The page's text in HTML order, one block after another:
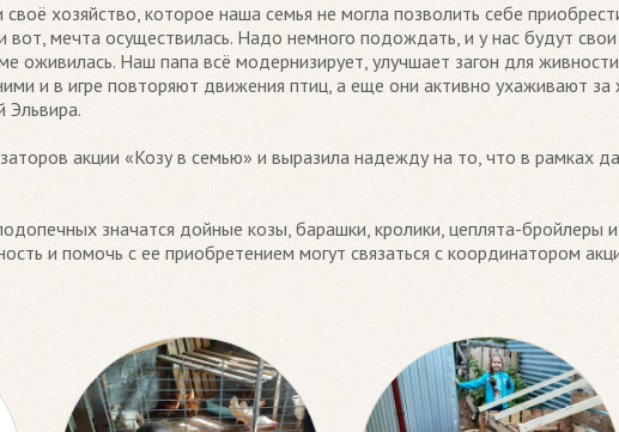
хозяйство, которое наша семья не могла позволить себе
мечта осуществилась. Надо немного подождать, и у нас будут
оживилась. Наш папа всё модернизирует, улучшает загон для
и в игре повторяют движения птиц, а еще они активно ухаживают за
Эльвира.
акции «Козу в семью» и выразила надежду на то, что в рамках
значатся дойные козы, барашки, кролики, цеплята-бройлеры
и помочь с ее приобретением могут связаться с координатором